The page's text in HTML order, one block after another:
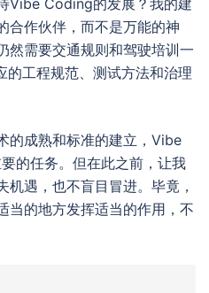
Vibe Coding的发展？我的建
合作伙伴，而不是万能的神
然需要交通规则和驾驶培训一
工程规范、测试方法和治理
的成熟和标准的建立，Vibe
的任务。但在此之前，让我
遇，也不盲目冒进。毕竟，
当的地方发挥适当的作用，不